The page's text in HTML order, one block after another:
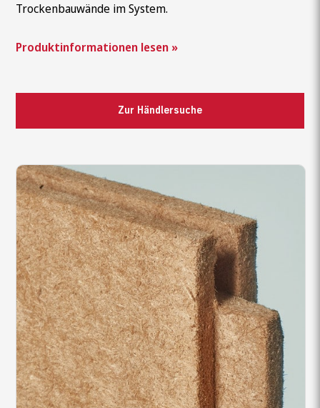
Trockenbauwände im System.
Produktinformationen lesen »
Zur Händlersuche